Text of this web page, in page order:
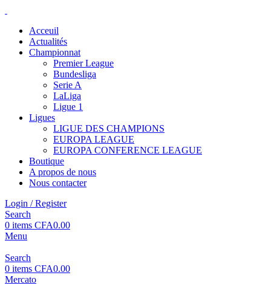
Acceuil
Actualités
Championnat
Premier League
Bundesliga
Serie A
LaLiga
Ligue 1
Ligues
LIGUE DES CHAMPIONS
EUROPA LEAGUE
EUROPA CONFERENCE LEAGUE
Boutique
A propos de nous
Nous contacter
Login / Register
Search
0 items CFA0.00
Menu
Search
0 items CFA0.00
Mercato